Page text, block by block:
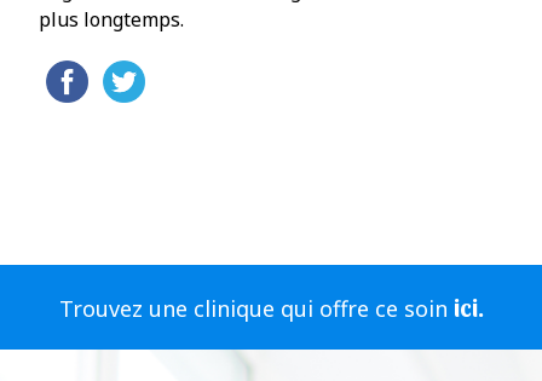
plus longtemps.
Trouvez une clinique qui offre ce soin ici.